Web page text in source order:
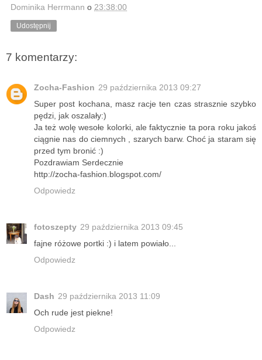
Dominika Herrmann o 23:38:00
Udostępnij
7 komentarzy:
Zocha-Fashion 29 października 2013 09:27
Super post kochana, masz racje ten czas strasznie szybko
pędzi, jak oszalały:)
Ja też wolę wesołe kolorki, ale faktycznie ta pora roku jakoś
ciągnie nas do ciemnych , szarych barw. Choć ja staram się
przed tym bronić :)
Pozdrawiam Serdecznie
http://zocha-fashion.blogspot.com/
Odpowiedz
fotoszepty 29 października 2013 09:45
fajne różowe portki :) i latem powiało...
Odpowiedz
Dash 29 października 2013 11:09
Och rude jest piekne!
Odpowiedz